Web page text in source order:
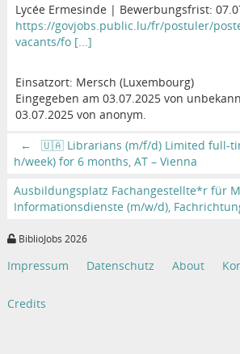
Lycée Ermesinde | Bewerbungsfrist:
https://govjobs.public.lu/fr/postuler/
vacants/fo [...]
Einsatzort: Mersch (Luxembourg)
Eingegeben am 03.07.2025 von
03.07.2025 von anonym.
←
🇺🇦 Librarians (m/f/d) Limited full-
h/week) for 6 months, AT – Vienna
Ausbildungsplatz Fachangestellte*r für
Informationsdienste (m/w/d),
BiblioJobs 2026
Impressum Datenschutz About
Credits